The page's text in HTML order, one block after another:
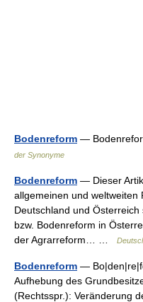
Bodenreform —
der Synonyme
Bodenreform — Dieser
allgemeinen und
Deutschland und
bzw. Bodenreform in
der Agrarreform… …
Bodenreform —
Aufhebung des
(Rechtsspr.): Veränderung